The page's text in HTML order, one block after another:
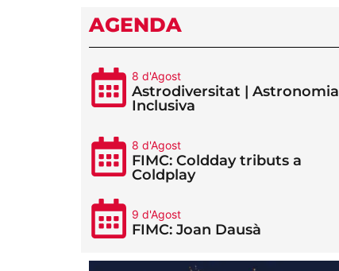
AGENDA
8 d'Agost
Astrodiversitat | Astronomia
Inclusiva
8 d'Agost
FIMC: Coldday tributs a
Coldplay
9 d'Agost
FIMC: Joan Dausà